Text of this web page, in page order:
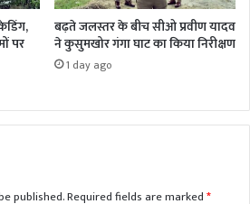
पर
बढ़ते जलस्तर के बीच सीओ प्रवीण यादव
ने कुसुमखोर गंगा घाट का किया निरीक्षण
1 day ago
published.Required fields are marked*